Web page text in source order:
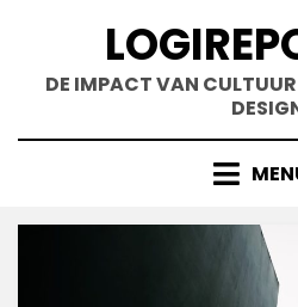
inhoudDE IMPACT VAN